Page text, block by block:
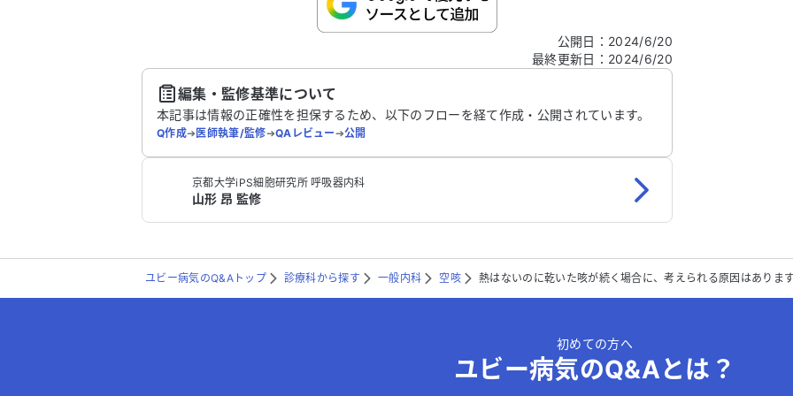
公開日 ： 2024/6/20
最終更新日 ： 2024/6/20
編集・監修基準について
本記事は情報の正確性を担保するため、以下のフローを経て作成・公開されています。
Q作成➔医師執筆/監修➔QAレビュー➔公開
京都大学iPS細胞研究所 呼吸器内科
山形 昂 監修
ユビー病気のQ&Aトップ 診療科から探す 一般内科 空咳 熱はないのに乾いた咳が続く場合に、考えられる原因はありま
初めての方へ
ユビー病気のQ&Aとは？